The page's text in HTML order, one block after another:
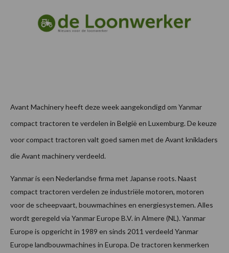
Avant Machinery heeft deze week aangekondigd om Yanmar
compact tractoren te verdelen in België en Luxemburg. De keuze
voor compact tractoren valt goed samen met de Avant knikladers
die Avant machinery verdeeld.
Yanmar is een Nederlandse firma met Japanse roots. Naast
compact tractoren verdelen ze industriële motoren, motoren
voor de scheepvaart, bouwmachines en energiesystemen. Alles
wordt geregeld via Yanmar Europe B.V. in Almere (NL). Yanmar
Europe is opgericht in 1989 en sinds 2011 verdeeld Yanmar
Europe landbouwmachines in Europa. De tractoren kenmerken